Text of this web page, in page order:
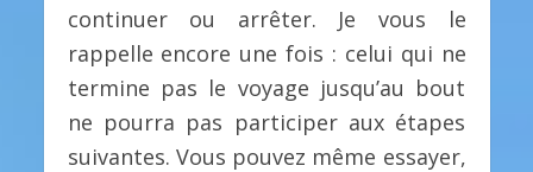
continuer ou arrêter. Je vous le
rappelle encore une fois : celui qui ne
termine pas le voyage jusqu’au bout
ne pourra pas participer aux étapes
suivantes. Vous pouvez même essayer,